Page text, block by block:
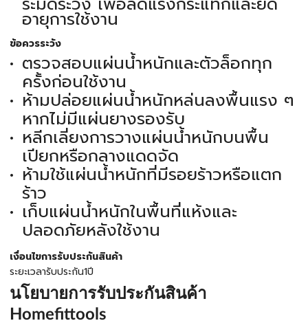
อายุการใช้งาน
ข้อควรระวัง
ตรวจสอบแผ่นน้ำหนักและตัวล็อกทุก
ครั้งก่อนใช้งาน
ห้ามปล่อยแผ่นน้ำหนักหล่นลงพื้นแรง ๆ
หากไม่มีแผ่นยางรองรับ
หลีกเลี่ยงการวางแผ่นน้ำหนักบนพื้น
เปียกหรือกลางแดดจัด
ห้ามใช้แผ่นน้ำหนักที่มีรอยร้าวหรือแตก
ร้าว
เก็บแผ่นน้ำหนักในพื้นที่แห้งและ
ปลอดภัยหลังใช้งาน
เงื่อนไขการรับประกันสินค้า
ระยะเวลารับประกัน1ปี
นโยบายการรับประกันสินค้า
Homefittools